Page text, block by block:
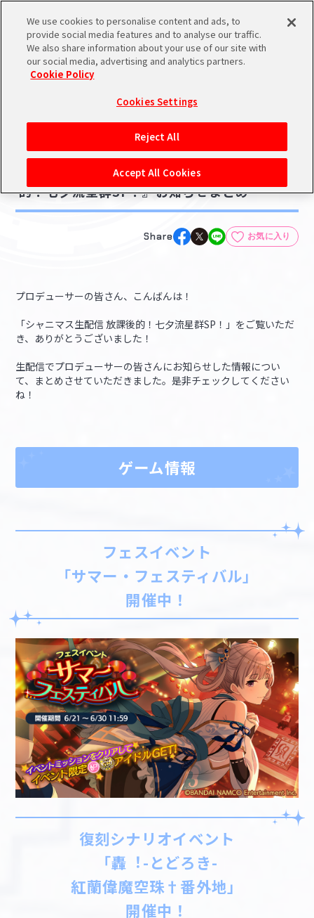
スケジュール 検索
バンダイナムコIDで
アイドルマスター ポータルへの登録について
シリアルコード・
あいことば
活動履歴
Pレポ
マイスケジュール
ニュース
ゲーム
2021.06.28
【シャニマス】『シャニマス生配信 放課後
的！七夕流星群SP！』お知らせまとめ
Share お気に入り
プロデューサーの皆さん、こんばんは！
「シャニマス生配信 放課後的！七夕流星群SP！」をご覧いただ
き、ありがとうございました！
生配信でプロデューサーの皆さんにお知らせした情報につい
て、まとめさせていただきました。是非チェックしてください
ね！
ゲーム情報
フェスイベント
「サマー・フェスティバル」
開催中！
復刻シナリオイベント
「轟︕-とどろき-
紅蘭偉魔空珠†番外地」
開催中！
We use cookies to personalise content and ads, to
provide social media features and to analyse our traffic.
We also share information about your use of our site with
our social media, advertising and analytics partners.
Cookie Policy
Cookies Settings
Reject All
Accept All Cookies